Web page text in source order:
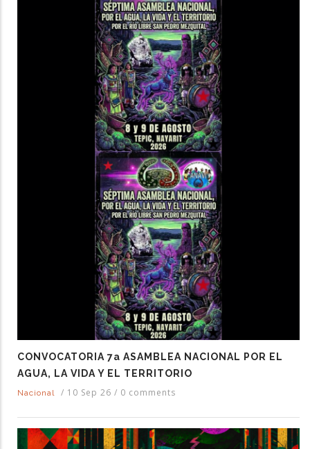
CONVOCATORIA 7a ASAMBLEA NACIONAL POR EL
AGUA, LA VIDA Y EL TERRITORIO
Nacional / 10 Sep 26 / 0 comments